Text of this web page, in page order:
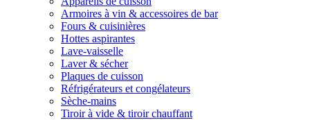
Armoires à vin & accessoires de bar
Fours & cuisinières
Hottes aspirantes
Lave-vaisselle
Laver & sécher
Plaques de cuisson
Réfrigérateurs et congélateurs
Sèche-mains
Tiroir à vide & tiroir chauffant